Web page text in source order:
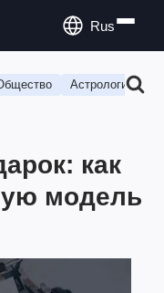
Rus
Астрология
как
модель